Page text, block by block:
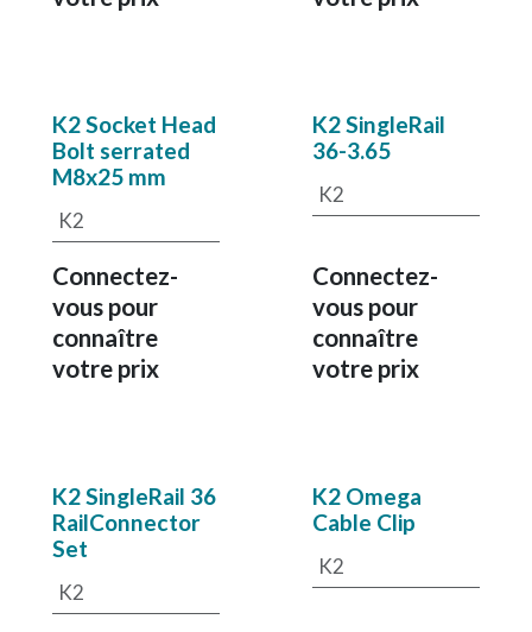
K2 Socket Head
Bolt serrated
M8x25 mm
K2
Connectez-
vous pour
connaître
votre prix
K2 SingleRail
36-3.65
K2
Connectez-
vous pour
connaître
votre prix
K2 SingleRail 36
RailConnector
Set
K2
K2 Omega
Cable Clip
K2